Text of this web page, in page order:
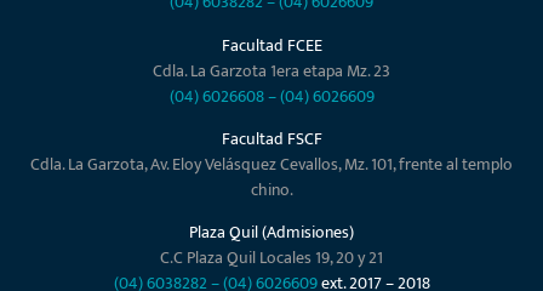
Facultad FCEE
Cdla. La Garzota 1era etapa Mz. 23
(04) 6026608–(04) 6026609
Facultad FSCF
Cdla. La Garzota, Av. Eloy Velásquez Cevallos, Mz. 101, frente al templo
chino.
Plaza Quil (Admisiones)
C.C Plaza Quil Locales 19, 20 y 21
(04) 6038282–(04) 6026609ext. 2017 – 2018